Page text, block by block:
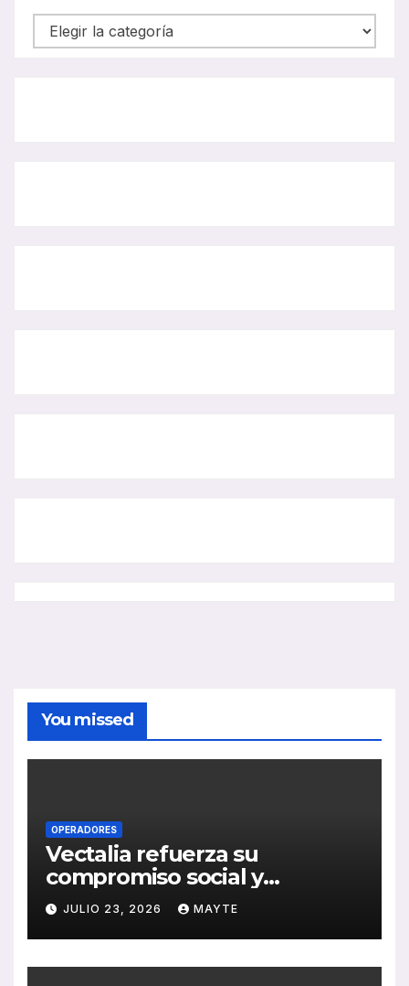
Categorías
You missed
OPERADORES
Vectalia refuerza su
compromiso social y
medioambiental con la
publicación de su Memoria
de RSC 2025
JULIO 23, 2026 MAYTE